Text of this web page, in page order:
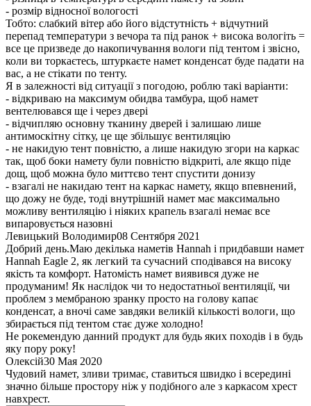
- розмір відносної вологості
Тобто: слабкий вітер або його відстутність + відчутний
перепад температури з вечора та під ранок + висока вологіть =
все це призведе до накопичування вологи під тентом і звісно,
коли ви торкаєтесь, штуркаєте намет конденсат буде падати на
вас, а не стікати по тенту.
Я в залежності від ситуації з погодою, роблю такі варіанти:
- відкриваю на максимум обидва тамбура, щоб намет
вентелювався ще і через двері
- відчипляю основну тканину дверей і залишаю лише
антимоскітну сітку, це ще збільшує вентиляцію
- не накидую тент повністю, а лише накидую згори на каркас
так, щоб боки намету були повністю відкриті, але якщо піде
дощ, щоб можна було миттєво тент спустити донизу
- взагалі не накидаю тент на каркас намету, якщо впевнений,
що дожу не буде, тоді внутрішній намет має максимально
можливу вентиляцію і ніяких крапель взагалі немає все
випаровується назовні
Левицький Володимир08 Сентября 2021
Добрий день.Маю декілька наметів Hannah і придбавши намет
Hannah Eagle 2, як легкий та сучасний сподівався на високу
якість та комфорт. Натомість намет виявився дуже не
продуманим! Як наслідок чи то недостатньої вентиляції, чи
проблем з мембраною зранку просто на голову капає
конденсат, а вночі саме завдяки великій кількості вологи, що
збирається під тентом стає дуже холодно!
Не рокемендую данний продукт для будь яких походів і в будь
яку пору року!
Олексій30 Мая 2020
Чудовий намет, зливи тримає, ставиться швидко і всередині
значно більше простору ніж у подібного але з каркасом хрест
навхрест.